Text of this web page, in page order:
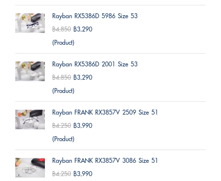
Rayban RX5386D 5986 Size 53
฿4,850 ฿3,290
(Product)
Rayban RX5386D 2001 Size 53
฿4,850 ฿3,290
(Product)
Rayban FRANK RX3857V 2509 Size 51
฿4,250 ฿3,990
(Product)
Rayban FRANK RX3857V 3086 Size 51
฿4,250 ฿3,990